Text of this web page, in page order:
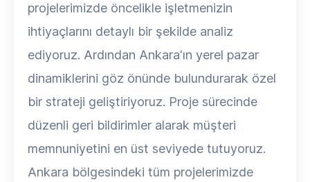
projelerimizde öncelikle işletmenizin
ihtiyaçlarını detaylı bir şekilde analiz
ediyoruz. Ardından Ankara'ın yerel pazar
dinamiklerini göz önünde bulundurarak özel
bir strateji geliştiriyoruz. Proje sürecinde
düzenli geri bildirimler alarak müşteri
memnuniyetini en üst seviyede tutuyoruz.
Ankara bölgesindeki tüm projelerimizde